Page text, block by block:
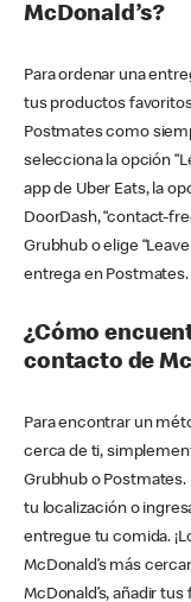
McDonald’s?
Para ordenar una
tus productos
Postmates como
selecciona la opción
app de Uber Eats, la
DoorDash, “contact-
Grubhub o elige
entrega en Postmates.
¿Cómo
contacto de
Para encontrar un
cerca de ti,
Grubhub o
tu localización o
entregue tu comida.
McDonald’s más
McDonald’s, añadir